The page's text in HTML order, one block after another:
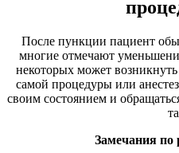
После пункции пациент
многие отмечают
некоторых может
самой процедуры или
своим состоянием и
Замечания по